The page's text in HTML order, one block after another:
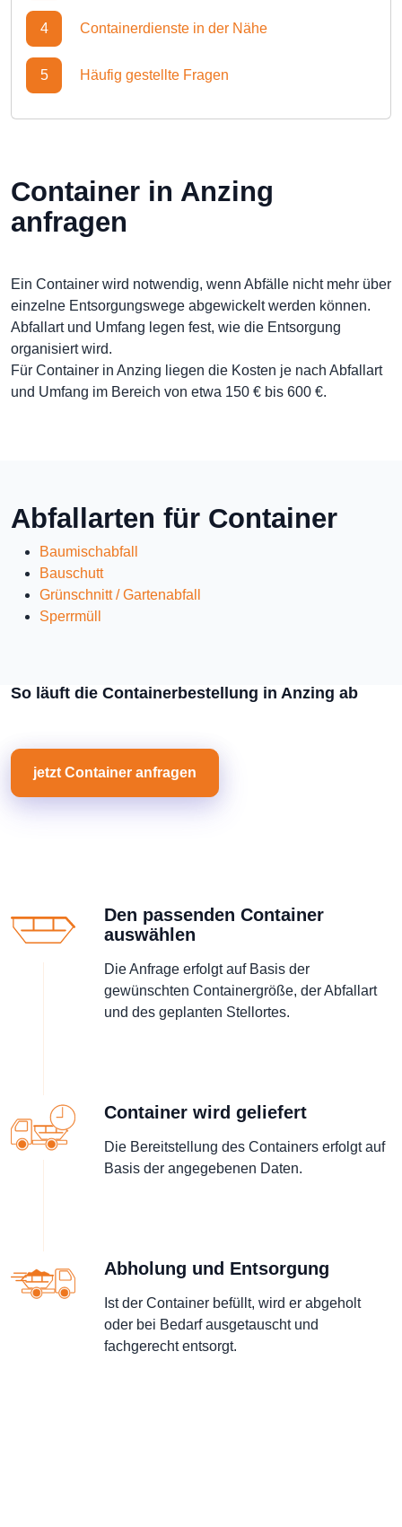
4 Containerdienste in der Nähe
5 Häufig gestellte Fragen
Container in Anzing
anfragen
Ein Container wird notwendig, wenn Abfälle nicht mehr über
einzelne Entsorgungswege abgewickelt werden können.
Abfallart und Umfang legen fest, wie die Entsorgung
organisiert wird.
Für Container in Anzing liegen die Kosten je nach Abfallart
und Umfang im Bereich von etwa 150 € bis 600 €.
Abfallarten für Container
Baumischabfall
Bauschutt
Grünschnitt / Gartenabfall
Sperrmüll
So läuft die Containerbestellung in Anzing ab
jetzt Container anfragen
Den passenden Container
auswählen
Die Anfrage erfolgt auf Basis der
gewünschten Containergröße, der Abfallart
und des geplanten Stellortes.
Container wird geliefert
Die Bereitstellung des Containers erfolgt auf
Basis der angegebenen Daten.
Abholung und Entsorgung
Ist der Container befüllt, wird er abgeholt
oder bei Bedarf ausgetauscht und
fachgerecht entsorgt.